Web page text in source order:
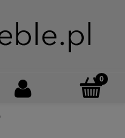
Moje